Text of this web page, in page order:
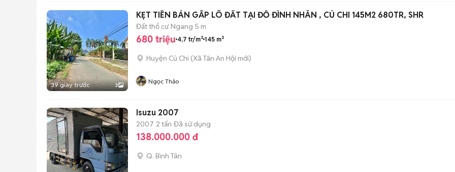
39 giây trước 3
KẸT TIỀN BÁN GẤP LÔ ĐẤT TẠI ĐỖ ĐÌNH NHÂN , CỦ CHI 145M2 680TR, SHR
Đất thổ cư Ngang 5 m
680 triệu 4,7 tr/m² 145 m²
Huyện Củ Chi (Xã Tân An Hội mới)
Ngọc Thảo
Isuzu 2007
2007 2 tấn Đã sử dụng
138.000.000 đ
Q. Bình Tân